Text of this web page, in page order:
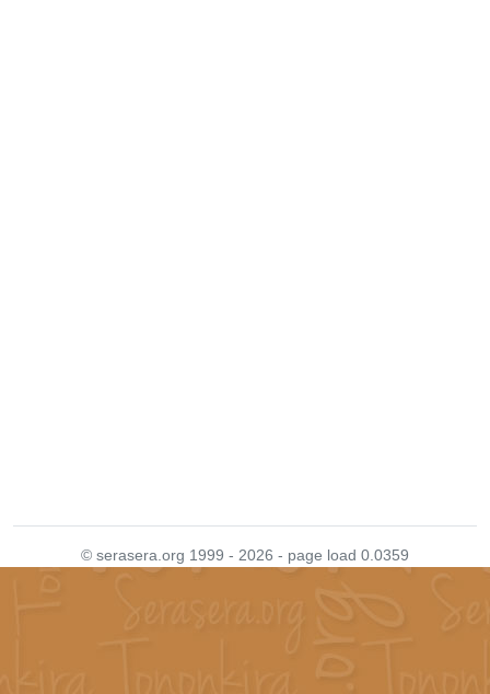
© serasera.org 1999 - 2026 - page load 0.0359